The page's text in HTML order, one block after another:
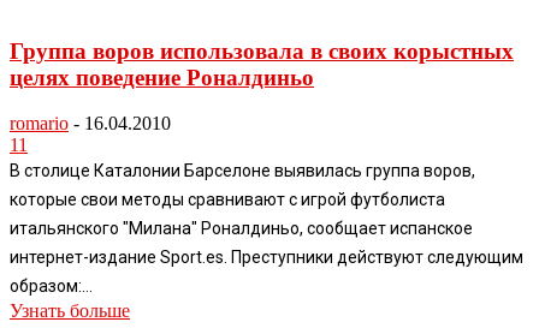
Группа воров использовала в своих корыстных
целях поведение Роналдиньо
romario - 16.04.2010
11
В столице Каталонии Барселоне выявилась группа воров,
которые свои методы сравнивают с игрой футболиста
итальянского "Милана" Роналдиньо, сообщает испанское
интернет-издание Sport.es. Преступники действуют следующим
образом:...
Узнать больше